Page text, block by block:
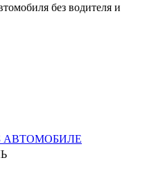
без водителя и
АВТОМОБИЛЕ